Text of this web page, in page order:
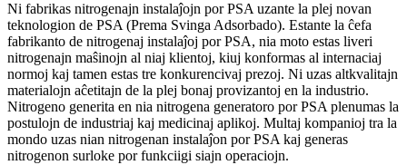
Ni fabrikas nitrogenajn instalaĵojn por PSA uzante la plej novan
teknologion de PSA (Prema Svinga Adsorbado). Estante la ĉefa
fabrikanto de nitrogenaj instalaĵoj por PSA, nia moto estas liveri
nitrogenajn maŝinojn al niaj klientoj, kiuj konformas al internaciaj
normoj kaj tamen estas tre konkurencivaj prezoj. Ni uzas altkvalitajn
materialojn aĉetitajn de la plej bonaj provizantoj en la industrio.
Nitrogeno generita en nia nitrogena generatoro por PSA plenumas la
postulojn de industriaj kaj medicinaj aplikoj. Multaj kompanioj tra la
mondo uzas nian nitrogenan instalaĵon por PSA kaj generas
nitrogenon surloke por funkciigi siajn operaciojn.